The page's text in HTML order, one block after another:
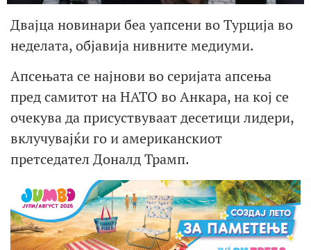
Двајца новинари беа уапсени во Турција во
неделата, објавија нивните медиуми.
Апсењата се најнови во серијата апсења
пред самитот на НАТО во Анкара, на кој се
очекува да присуствуваат десетици лидери,
вклучувајќи го и американскиот
претседател Доналд Трамп.